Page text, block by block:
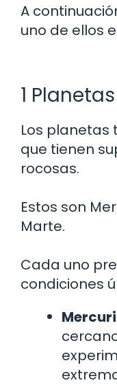
A
uno de ellos
1
Los planetas
que tienen
rocosas.
Estos son
Marte.
Cada uno
condiciones